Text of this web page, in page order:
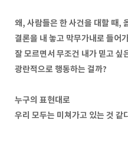
왜, 사람들은 한 사건을 대할 때,
결론을 내 놓고 막무가내로 들어
잘 모르면서 무조건 내가 믿고 싶
광란적으로 행동하는 걸까?
누구의 표현대로
우리 모두는 미쳐가고 있는 것 같